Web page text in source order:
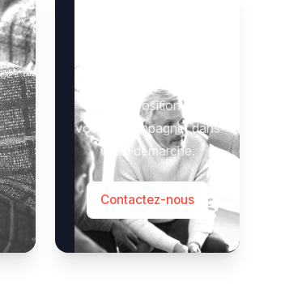
votre disposition pour
vous accompagner dans
votre démarche.
Contactez-nous